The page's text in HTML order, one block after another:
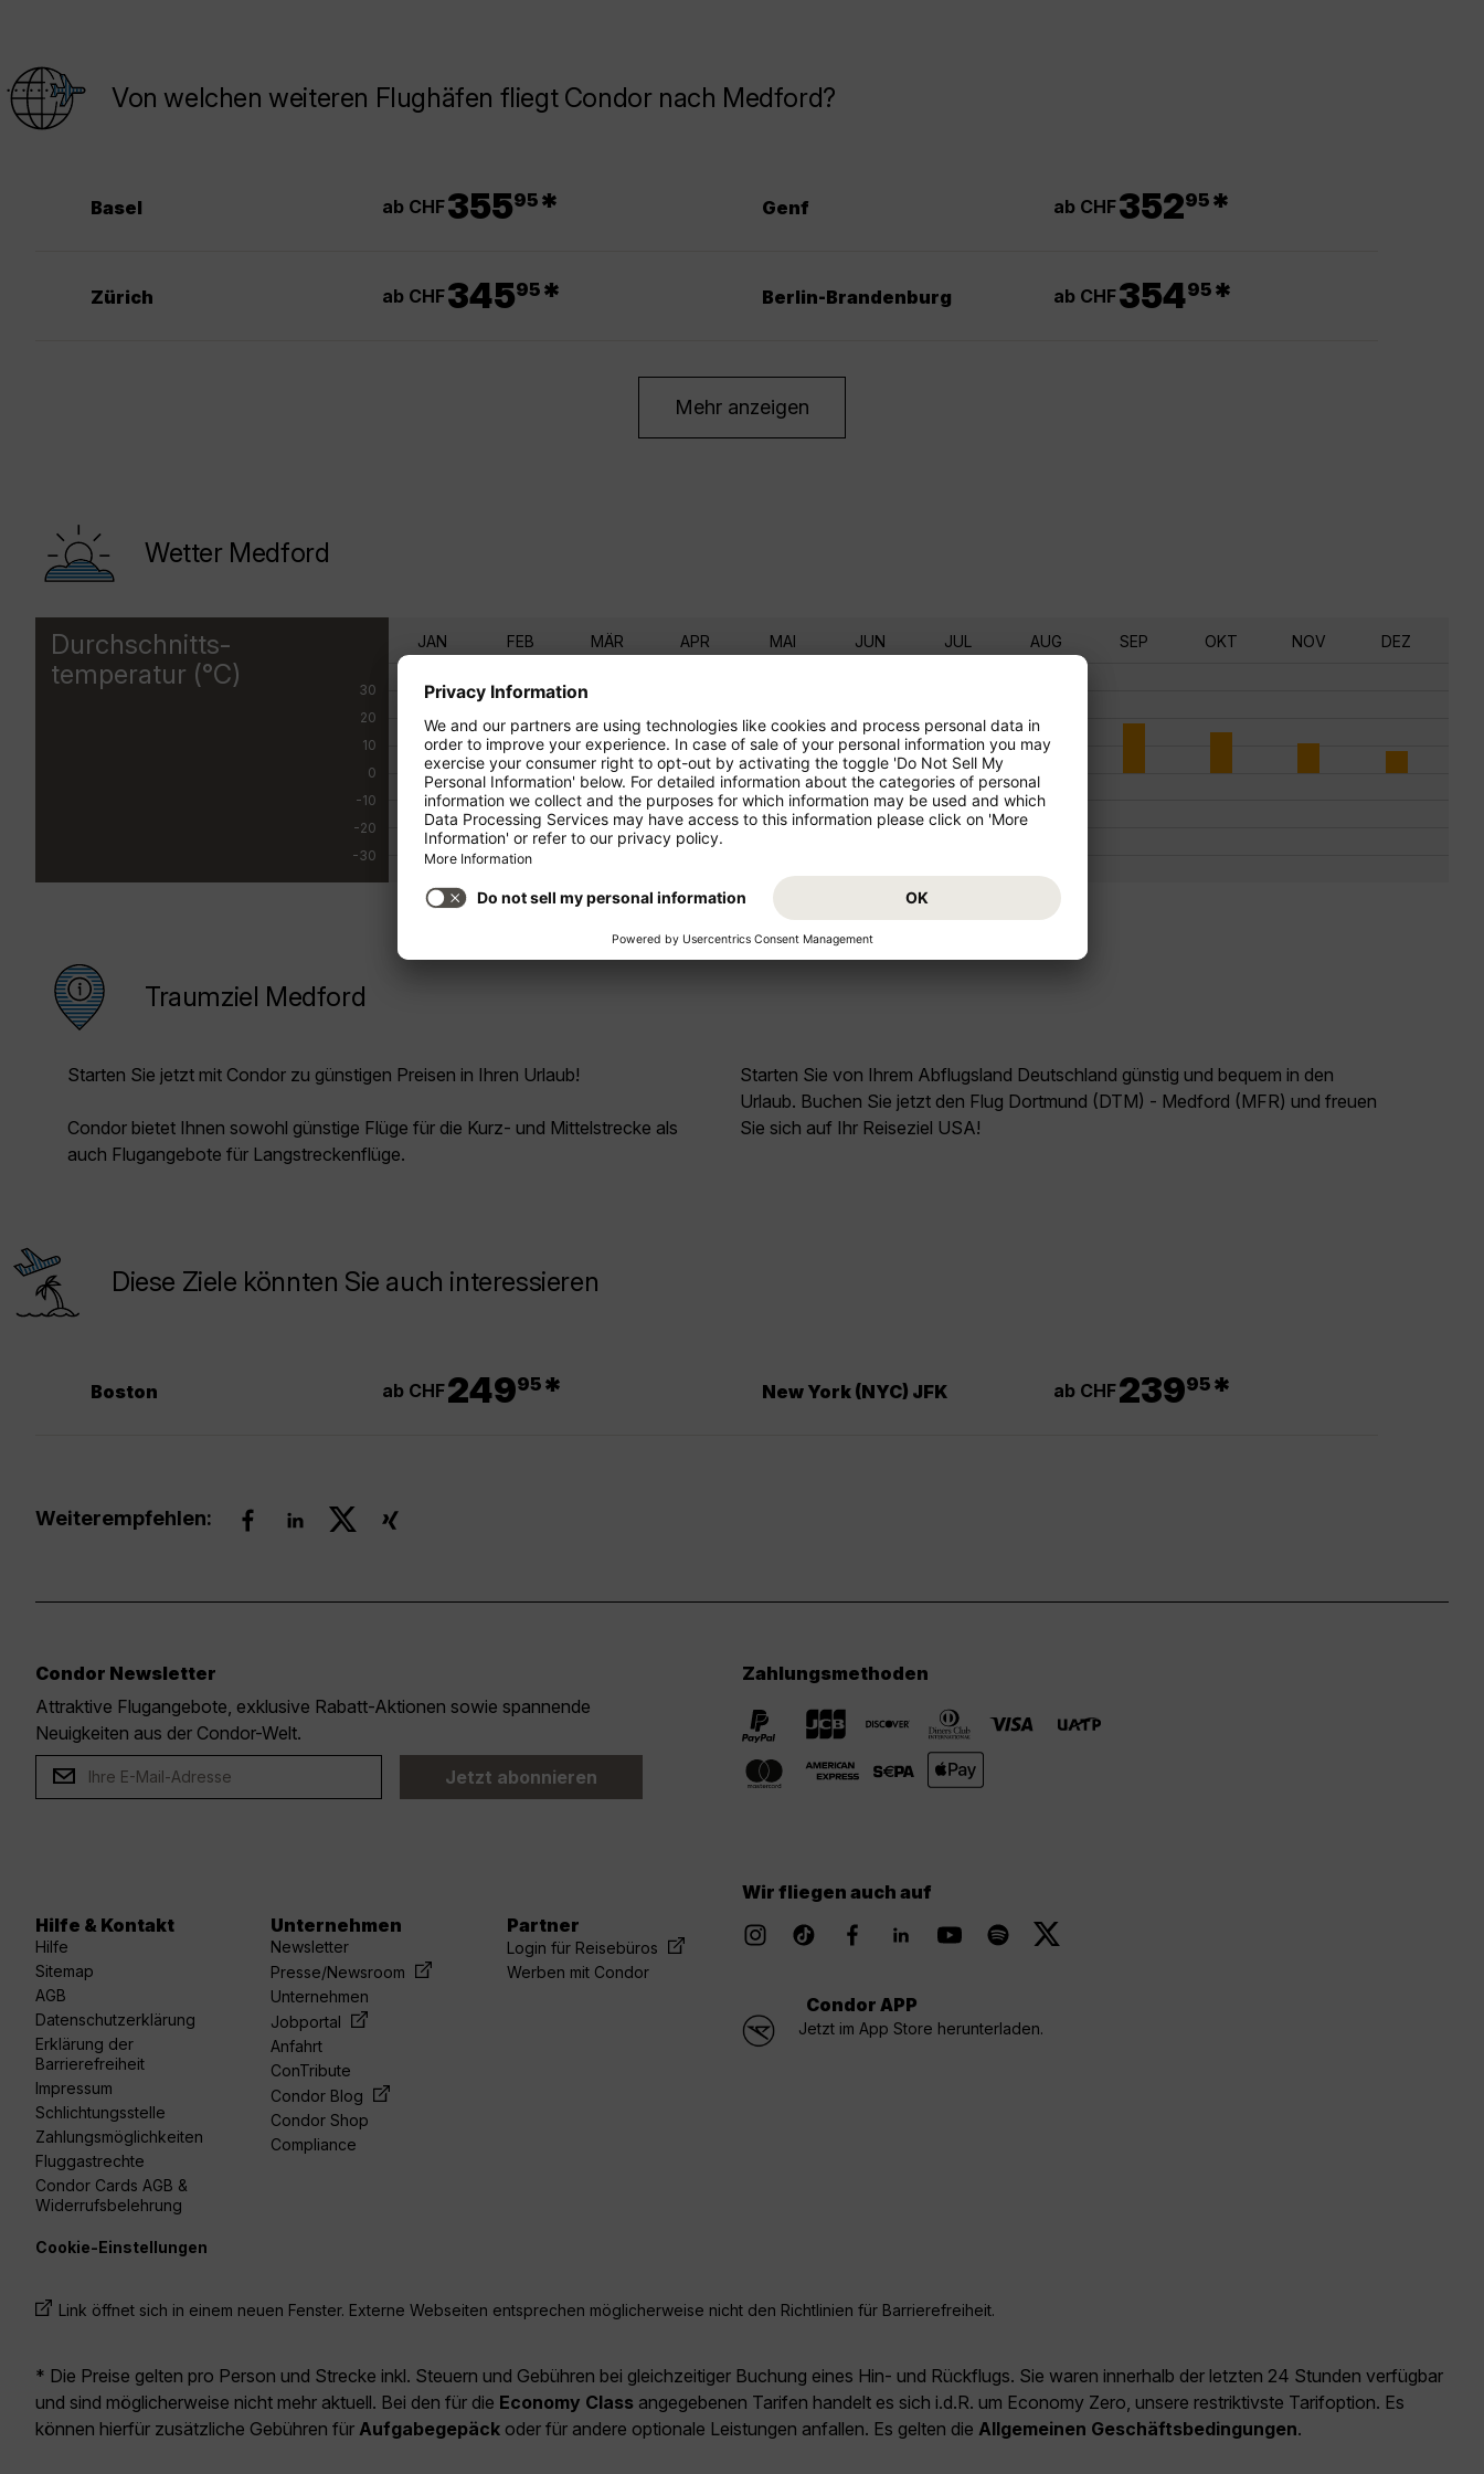
Von welchen weiteren Flughäfen fliegt Condor nach Medford?
Basel ab CHF35595 * Genf ab CHF35295 *
Zürich ab CHF34595 * Berlin-Brandenburg ab CHF35495 *
Mehr anzeigen
Wetter Medford
Durchschnitts-
temperatur (°C)
30
20
10
0
-10
-20
-30
JAN FEB MÄR APR MAI JUN JUL AUG SEP OKT NOV DEZ
Traumziel Medford
Starten Sie jetzt mit Condor zu günstigen Preisen in Ihren Urlaub!
Condor bietet Ihnen sowohl günstige Flüge für die Kurz- und Mittelstrecke als
auch Flugangebote für Langstreckenflüge.
Starten Sie von Ihrem Abflugsland Deutschland günstig und bequem in den
Urlaub. Buchen Sie jetzt den Flug Dortmund (DTM) - Medford (MFR) und freuen
Sie sich auf Ihr Reiseziel USA!
Diese Ziele könnten Sie auch interessieren
Boston ab CHF24995 * New York (NYC) JFK ab CHF23995 *
Weiterempfehlen:
Condor Newsletter
Attraktive Flugangebote, exklusive Rabatt-Aktionen sowie spannende
Neuigkeiten aus der Condor-Welt.
Jetzt abonnieren
Zahlungsmethoden
Hilfe & Kontakt
Hilfe
Sitemap
AGB
Datenschutzerklärung
Erklärung der
Barrierefreiheit
Impressum
Schlichtungsstelle
Zahlungsmöglichkeiten
Fluggastrechte
Condor Cards AGB &
Widerrufsbelehrung
Unternehmen
Newsletter
Presse/Newsroom
Unternehmen
Jobportal
Anfahrt
ConTribute
Condor Blog
Condor Shop
Compliance
Partner
Login für Reisebüros
Werben mit Condor
Wir fliegen auch auf
Condor APP
Jetzt im App Store herunterladen.
Cookie-Einstellungen
Link öffnet sich in einem neuen Fenster. Externe Webseiten entsprechen möglicherweise nicht den Richtlinien für Barrierefreiheit.
* Die Preise gelten pro Person und Strecke inkl. Steuern und Gebühren bei gleichzeitiger Buchung eines Hin- und Rückflugs. Sie waren innerhalb der letzten 24 Stunden verfügbar
und sind möglicherweise nicht mehr aktuell. Bei den für die Economy Class angegebenen Tarifen handelt es sich i.d.R. um Economy Zero, unsere restriktivste Tarifoption. Es
können hierfür zusätzliche Gebühren für Aufgabegepäck oder für andere optionale Leistungen anfallen. Es gelten die Allgemeinen Geschäftsbedingungen.